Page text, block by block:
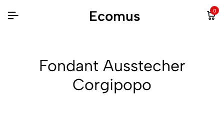
Ecomus 0
Fondant Ausstecher
Corgipopo